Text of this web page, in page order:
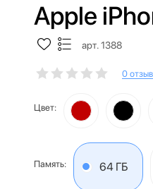
Apple
арт. 1388
0
Цвет:
Память: 64 ГБ